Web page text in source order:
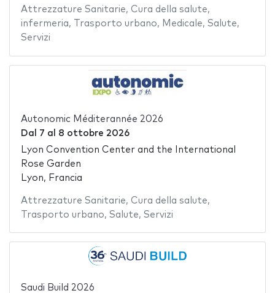
Attrezzature Sanitarie, Cura della salute,
infermeria, Trasporto urbano, Medicale, Salute,
Servizi
Autonomic Méditerannée 2026
Dal 7 al 8 ottobre 2026
Lyon Convention Center and the International
Rose Garden
Lyon, Francia
Attrezzature Sanitarie, Cura della salute,
Trasporto urbano, Salute, Servizi
Saudi Build 2026